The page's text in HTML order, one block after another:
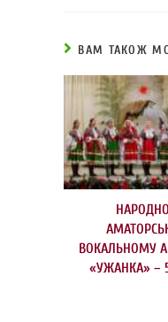
ВАМ ТАКОЖ
ВОКАЛЬНОМУ
«УЖАНКА» –